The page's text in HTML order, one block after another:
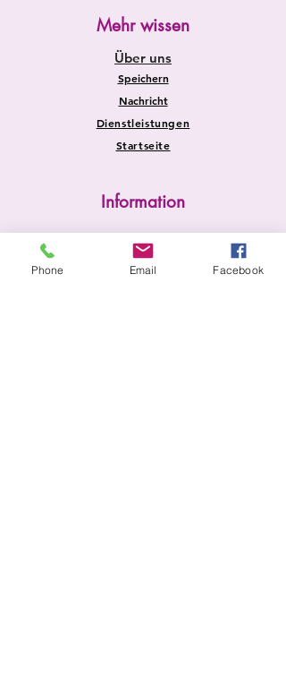
Mehr wissen
Über uns
Speichern
Nachricht
Dienstleistungen
Startseite
Information
Versand und Rücksendungen
Store-Richtlinie
Phone Email Facebook